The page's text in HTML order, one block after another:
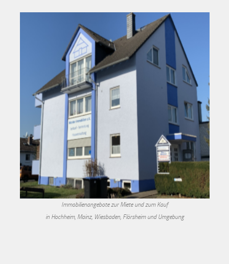
Immobilienangebote zur Miete und zum Kauf
in Hochheim, Mainz, Wiesbaden, Flörsheim und Umgebung